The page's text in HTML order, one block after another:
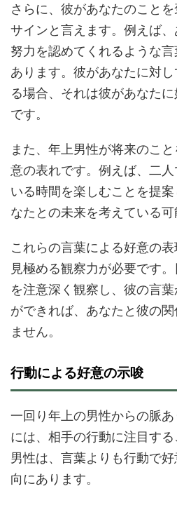
さらに、彼があなたのこと
サインと言えます。例えば、
努力を認めてくれるような
あります。彼があなたに対
る場合、それは彼があなた
です。
また、年上男性が将来のこ
意の表れです。例えば、二
いる時間を楽しむことを提
なたとの未来を考えている可
これらの言葉による好意の
見極める観察力が必要です
を注意深く観察し、彼の言
ができれば、あなたと彼の
ません。
行動による好意の示唆
一回り年上の男性からの脈
には、相手の行動に注目す
男性は、言葉よりも行動で
向にあります。